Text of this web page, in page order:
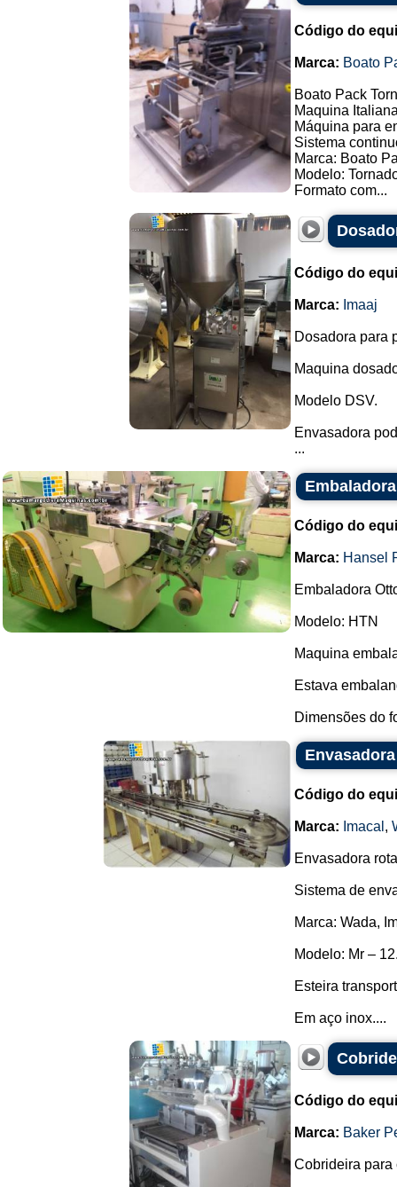
Código do
Marca: Boato
Boato Pack
Maquina
Máquina para
Sistema
Marca: Boato
Modelo:
Formato com...
Código do
Marca: Imaaj
Dosadora para
Maquina
Modelo DSV.
Envasadora
...
Código do
Marca: Hansel
Embaladora
Modelo: HTN
Maquina
Estava
Dimensões do
Código do
Marca: Imacal ,
Envasadora
Sistema de
Marca: Wada,
Modelo: Mr –
Esteira
Em aço inox....
Código do
Marca: Baker
Cobrideira para